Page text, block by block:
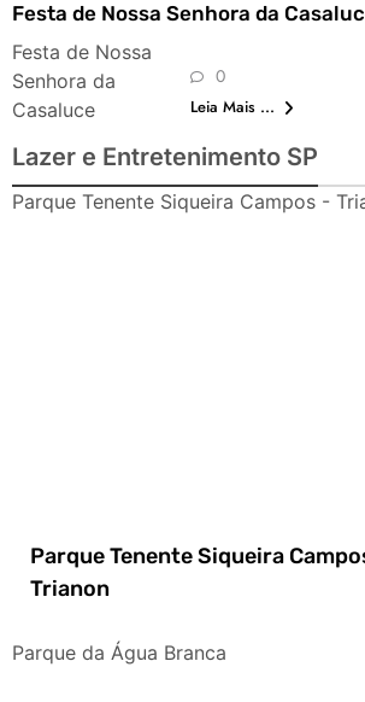
Festa de Nossa Senhora da
Festa de Nossa
Senhora da
Casaluce
0
Leia Mais ...
Lazer e Entretenimento SP
Parque Tenente Siqueira Campos -
Parque Tenente Siqueira
Trianon
Parque da Água Branca